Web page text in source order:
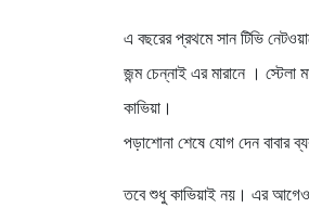
এ বছরের প্রথমে সান টিভি
জন্ম চেন্নাই এর মারানে ।
কাভিয়া।
পড়াশোনা শেষে যোগ দেন বাবার
তবে শুধু কাভিয়াই নয়। এর